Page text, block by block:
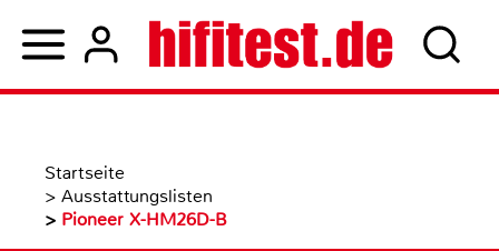
Startseite
> Ausstattungslisten
> Pioneer X-HM26D-B